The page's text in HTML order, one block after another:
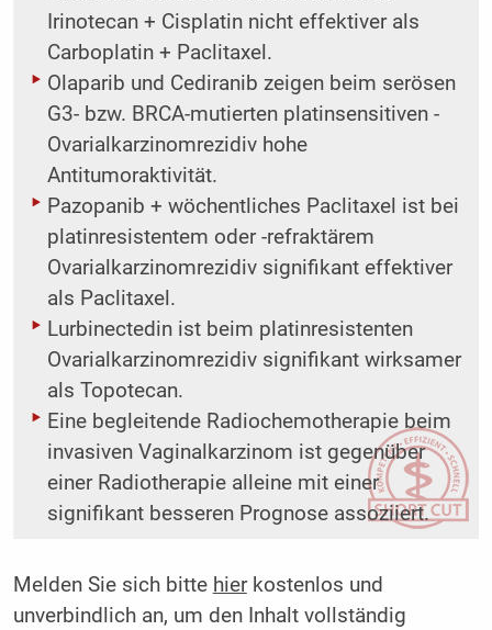
Irinotecan + Cisplatin nicht effektiver als
Carboplatin + Paclitaxel.
Olaparib und Cediranib zeigen beim serösen
G3- bzw. BRCA-mutierten platinsensitiven ­
Ovarialkarzinomrezidiv hohe
Antitumoraktivität.
Pazopanib + wöchentliches Paclitaxel ist bei
platinresistentem oder -refraktärem
Ovarialkarzinomrezidiv signifikant effektiver
als Paclitaxel.
Lurbinectedin ist beim platinresistenten
Ovarialkarzinomrezidiv signifikant wirksamer
als Topotecan.
Eine begleitende Radiochemotherapie beim
invasiven Vaginalkarzinom ist gegenüber
einer ­Radiotherapie alleine mit einer
signifikant besseren Prognose assoziiert.
Melden Sie sich bitte hierkostenlos und
unverbindlich an, um den Inhalt vollständig